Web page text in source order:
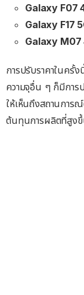
Galaxy F07
Galaxy F17
Galaxy M07
การปรับราคาในครั้
ความจุอื่น ๆ ก็มีการ
ให้เห็นถึงสถานการ
ต้นทุนการผลิตที่สูงขึ้